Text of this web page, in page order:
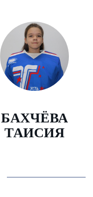
БАХЧЁВА
ТАИСИЯ